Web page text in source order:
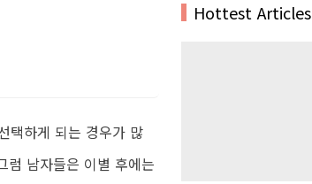
택하게 되는 경우가 많
럼 남자들은 이별 후에는
Hottest Articles